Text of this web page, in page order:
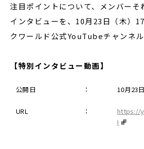
注目ポイントについて、メンバーそ
インタビューを、10月23日（木）
クワールド公式YouTubeチャンネル
【特別インタビュー動画】
公開日 ： 10月23
URL ：
https://
I